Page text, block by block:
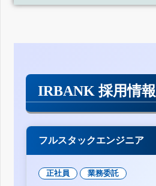
IRBANK 採用情報
フルスタックエンジニア
正社員 業務委託